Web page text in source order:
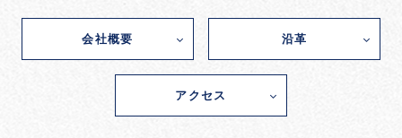
会社概要 沿革
アクセス